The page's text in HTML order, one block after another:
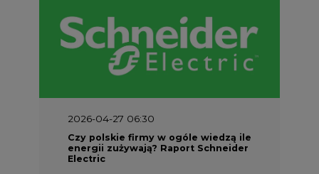
SPONSOR SERWISU
Puls Energi